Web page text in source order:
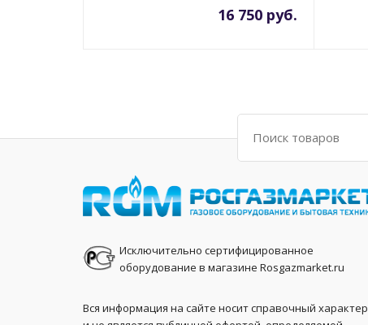
16 750 руб.
Поиск
Исключительно сертифицированное
оборудование в магазине Rosgazmarket.ru
Вся информация на сайте носит справочный характер